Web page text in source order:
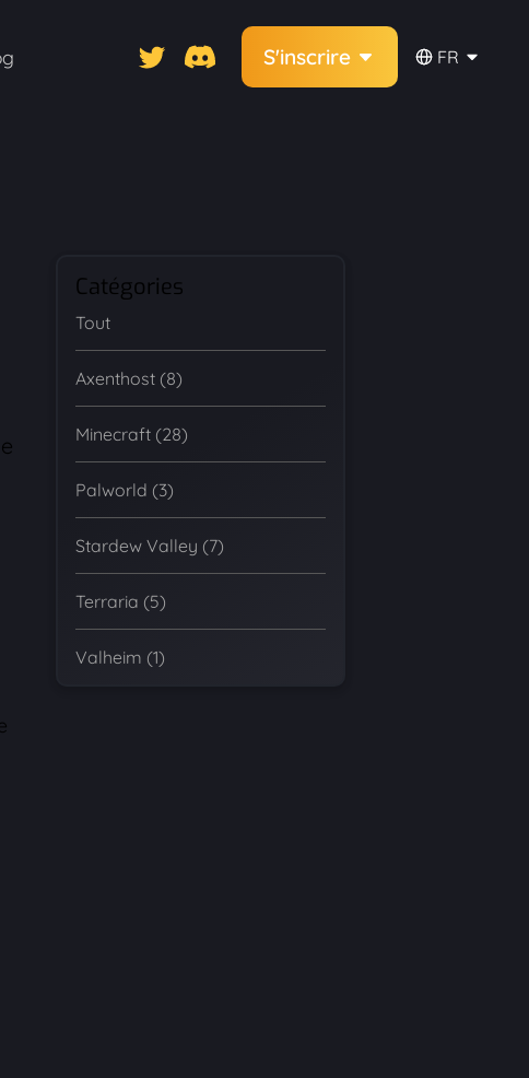
S'inscrire FR
Catégories
Tout
Axenthost (8)
Minecraft (28)
Palworld (3)
Stardew Valley (7)
Terraria (5)
Valheim (1)